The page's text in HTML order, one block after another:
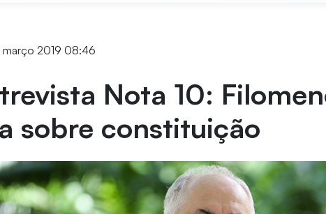
março 2019 08:46
Nota 10:
sobre constituição